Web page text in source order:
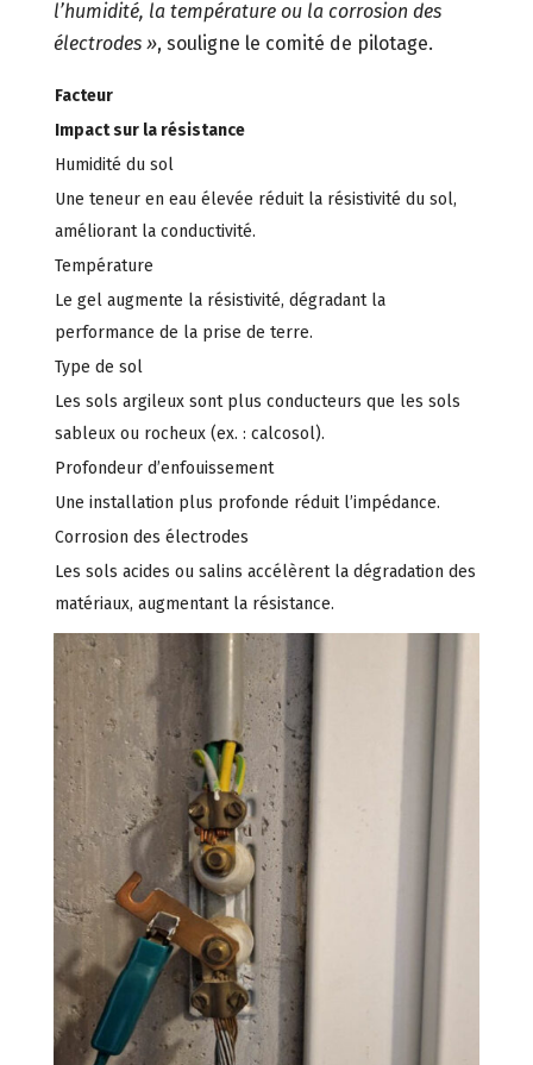
l’humidité, la température ou la corrosion des
électrodes », souligne le comité de pilotage.
Facteur
Impact sur la résistance
Humidité du sol
Une teneur en eau élevée réduit la résistivité du sol,
améliorant la conductivité.
Température
Le gel augmente la résistivité, dégradant la
performance de la prise de terre.
Type de sol
Les sols argileux sont plus conducteurs que les sols
sableux ou rocheux (ex. : calcosol).
Profondeur d’enfouissement
Une installation plus profonde réduit l’impédance.
Corrosion des électrodes
Les sols acides ou salins accélèrent la dégradation des
matériaux, augmentant la résistance.